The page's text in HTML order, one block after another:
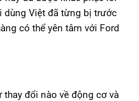
dùng Việt đã từng bị trước
có thể yên tâm với Ford
thay đổi nào về động cơ và